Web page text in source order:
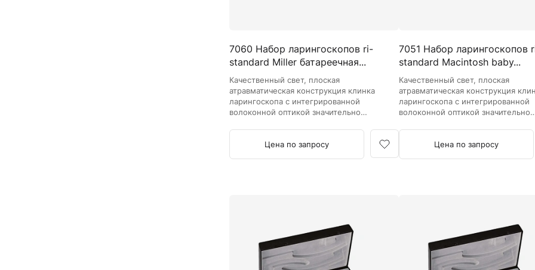
7060 Набор ларингоскопов ri-
standard Miller батареечная...
Качественный свет, плоская
атравматическая конструкция клинка
ларингоскопа с интегрированной
волоконной оптикой значительно
интубацию.
Цена по запросу
7051 Набор ларингоскопов
standard Macintosh baby...
Качественный свет, плоская
атравматическая конструкция
ларингоскопа с интегрированной
волоконной оптикой значительно
интубацию.
Цена по запросу